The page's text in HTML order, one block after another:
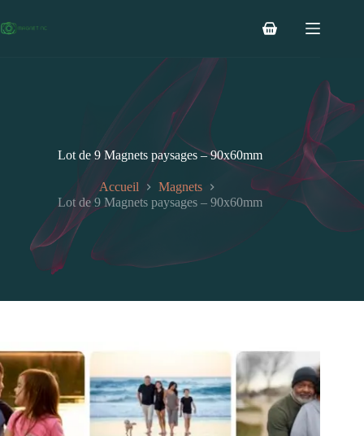
au
contenu
Panier
Lot de 9 Magnets paysages – 90x60mm
Accueil
Magnets
Lot de 9 Magnets paysages – 90x60mm